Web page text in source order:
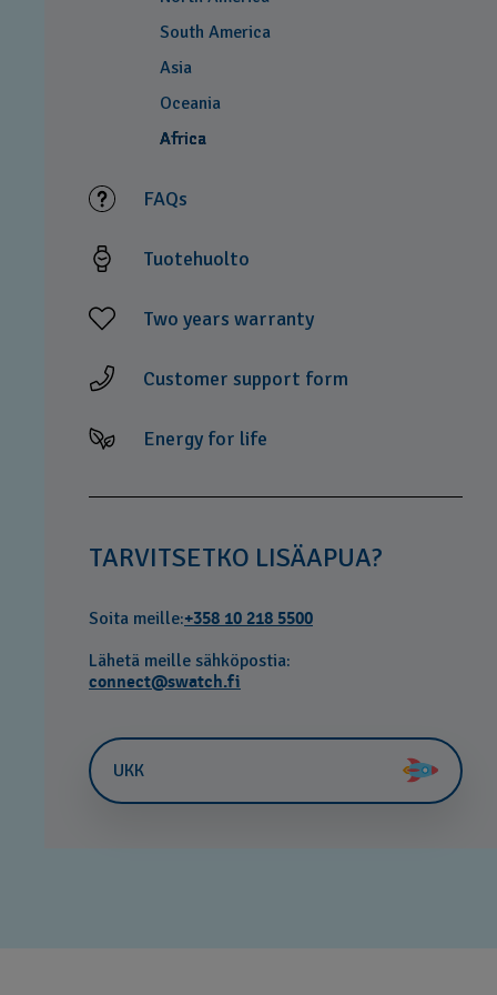
South America
Asia
Oceania
Africa
FAQs
Tuotehuolto
Two years warranty
Customer support form
Energy for life
TARVITSETKO LISÄAPUA?
Soita meille:+358 10 218 5500
Lähetä meille sähköpostia:
connect@swatch.fi
UKK